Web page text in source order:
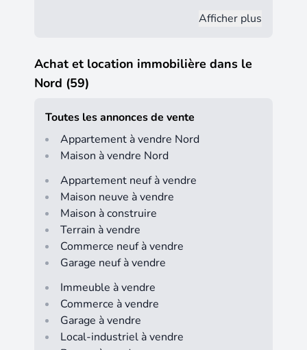
Afficher plus
Achat et location immobilière dans le
Nord (59)
Toutes les annonces de vente
Appartement à vendre Nord
Maison à vendre Nord
Appartement neuf à vendre
Maison neuve à vendre
Maison à construire
Terrain à vendre
Commerce neuf à vendre
Garage neuf à vendre
Immeuble à vendre
Commerce à vendre
Garage à vendre
Local-industriel à vendre